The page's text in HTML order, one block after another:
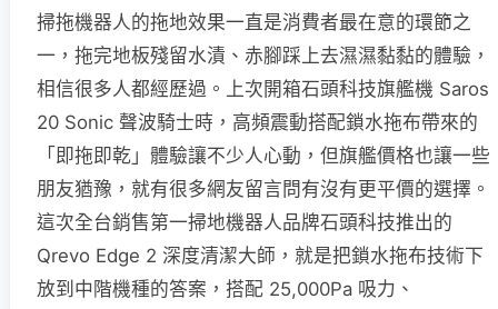
掃拖機器人的拖地效果一直是消費者最在意的環節之
一，拖完地板殘留水漬、赤腳踩上去濕濕黏黏的體驗，
相信很多人都經歷過。上次開箱石頭科技旗艦機 Saros
20 Sonic 聲波騎士時，高頻震動搭配鎖水拖布帶來的
「即拖即乾」體驗讓不少人心動，但旗艦價格也讓一些
朋友猶豫，就有很多網友留言問有沒有更平價的選擇。
這次全台銷售第一掃地機器人品牌石頭科技推出的
Qrevo Edge 2 深度清潔大師，就是把鎖水拖布技術下
放到中階機種的答案，搭配 25,000Pa 吸力、